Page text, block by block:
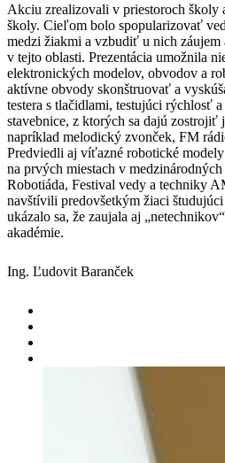
Akciu zrealizovali v priestoroch školy
školy. Cieľom bolo spopularizovať
medzi žiakmi a vzbudiť u nich
v tejto oblasti. Prezentácia umožnila
elektronických modelov, obvodov a
aktívne obvody skonštruovať a
testera s tlačidlami, testujúci rýchlosť
stavebnice, z ktorých sa dajú zostrojiť
napríklad melodický zvonček, FM
Predviedli aj víťazné robotické
na prvých miestach v
Robotiáda, Festival vedy a techniky
navštívili predovšetkým žiaci
ukázalo sa, že zaujala aj
akadémie.
Ing. Ľudovit Baranček